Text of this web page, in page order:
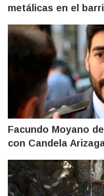
metálicas en el
Facundo Moyano
con Candela